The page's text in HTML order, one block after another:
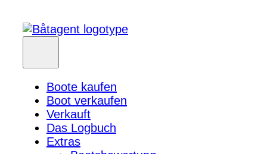
Boote kaufen
Boot verkaufen
Verkauft
Das Logbuch
Extras